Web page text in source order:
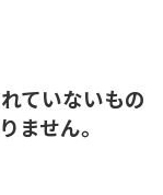
ていないもの
ません。